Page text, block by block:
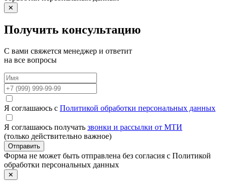
✕
Получить консультацию
С вами свяжется менеджер и ответит
на все вопросы
Я соглашаюсь с Политикой обработки персональных данных
Я соглашаюсь получать звонки и рассылки от МТИ
(только действительно важное)
Отправить
Форма не может быть отправлена без согласия с Политикой
обработки персональных данных
✕